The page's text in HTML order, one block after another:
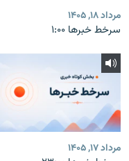
مرداد ۱۸, ۱۴۰۵
سرخط خبرها ۱:۰۰
مرداد ۱۷, ۱۴۰۵